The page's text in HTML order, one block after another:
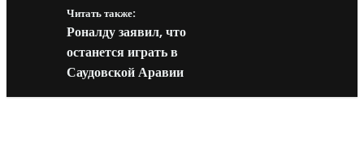
Читать также:
Роналду заявил, что
останется играть в
Саудовской Аравии